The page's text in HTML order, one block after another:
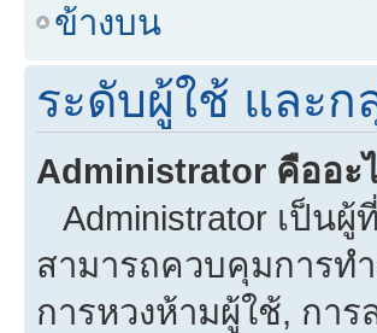
ข้างบน
ระดับผู้ใช้ และก
Administrator คืออะ
Administrator เป็น
สามารถควบคุมการท
การหวงห้ามผู้ใช้, กา